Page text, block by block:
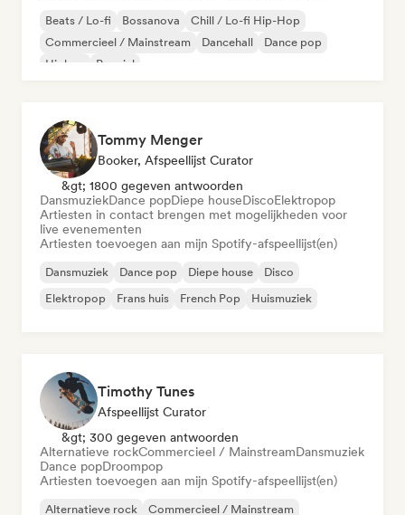
Beats / Lo-fi Bossanova
Chill / Lo-fi Hip-Hop
Commercieel / Mainstream
Dancehall
Dance pop
Hiphop
Popziel
Tommy Menger
Booker, Afspeellijst Curator
&gt; 1800 gegeven antwoorden
DansmuziekDance popDiepe houseDiscoElektropop
Artiesten in contact brengen met mogelijkheden voor
live evenementen
Artiesten toevoegen aan mijn Spotify-afspeellijst(en)
Dansmuziek Dance pop Diepe house
Disco
Elektropop
Frans huis French Pop Huismuziek
Timothy Tunes
Afspeellijst Curator
&gt; 300 gegeven antwoorden
Alternatieve rockCommercieel / MainstreamDansmuziek
Dance popDroompop
Artiesten toevoegen aan mijn Spotify-afspeellijst(en)
Alternatieve rock
Commercieel / Mainstream